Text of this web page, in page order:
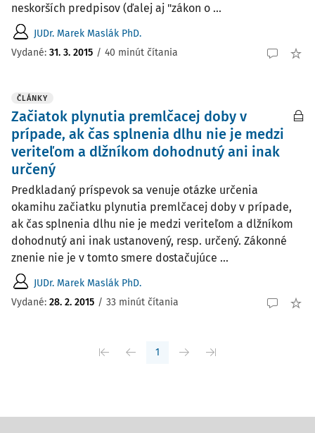
neskorších predpisov (ďalej aj "zákon o ...
JUDr. Marek Maslák PhD.
Vydané: 31. 3. 2015 / 40 minút čítania
ČLÁNKY
Začiatok plynutia premlčacej doby v
prípade, ak čas splnenia dlhu nie je medzi
veriteľom a dlžníkom dohodnutý ani inak
určený
Predkladaný príspevok sa venuje otázke určenia
okamihu začiatku plynutia premlčacej doby v prípade,
ak čas splnenia dlhu nie je medzi veriteľom a dlžníkom
dohodnutý ani inak ustanovený, resp. určený. Zákonné
znenie nie je v tomto smere dostačujúce ...
JUDr. Marek Maslák PhD.
Vydané: 28. 2. 2015 / 33 minút čítania
1